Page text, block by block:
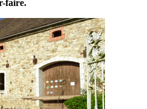
faire.